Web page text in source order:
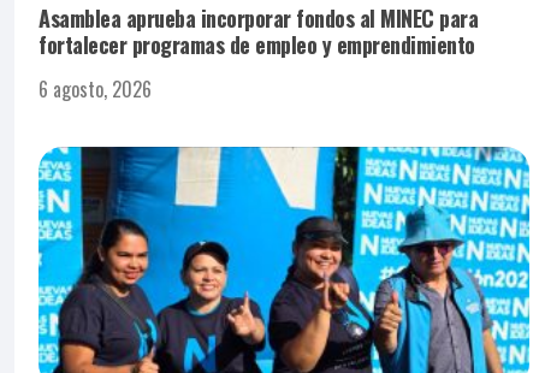
Asamblea aprueba incorporar fondos al MINEC para
fortalecer programas de empleo y emprendimiento
6 agosto, 2026